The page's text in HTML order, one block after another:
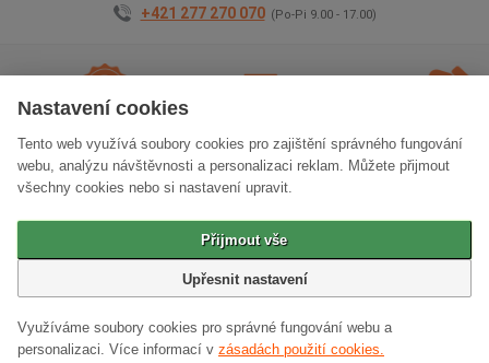
Nastavení cookies
Tento web využívá soubory cookies pro zajištění správného fungování
webu, analýzu návštěvnosti a personalizaci reklam. Můžete přijmout
všechny cookies nebo si nastavení upravit.
Přijmout vše
Upřesnit nastavení
Využíváme soubory cookies pro správné fungování webu a
personalizaci. Více informací v zásadách použití cookies.
+421 277 270 070 (Po-Pi 9.00 - 17.00)
2 roky záruky na
všetko
Doprava zadarmo
Osobný
odber
Klasická verzia stránok
© 2006 - 2026 GIGACOMPUTER a.s.